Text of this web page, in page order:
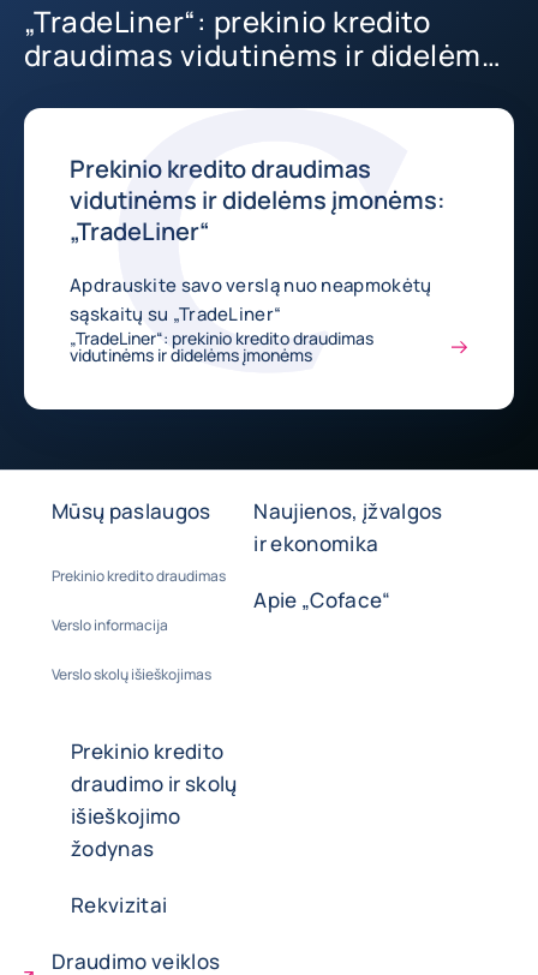
„TradeLiner“: prekinio kredito
draudimas vidutinėms ir didelėms
Prekinio kredito draudimas
vidutinėms ir didelėms įmonėms:
„TradeLiner“
Apdrauskite savo verslą nuo neapmokėtų
sąskaitų su „TradeLiner“
„TradeLiner“: prekinio kredito draudimas
vidutinėms ir didelėms įmonėms
Mūsų paslaugos
Prekinio kredito draudimas
Verslo informacija
Verslo skolų išieškojimas
Naujienos, įžvalgos
ir ekonomika
Apie „Coface“
Prekinio kredito
draudimo ir skolų
išieškojimo
žodynas
Rekvizitai
Draudimo veiklos